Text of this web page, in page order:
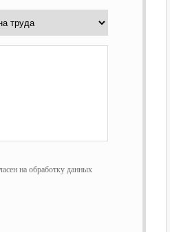
на обработку данных